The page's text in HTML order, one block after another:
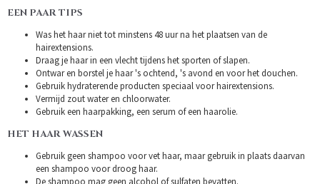
EEN PAAR TIPS
Was het haar niet tot minstens 48 uur na het plaatsen van de
hairextensions.
Draag je haar in een vlecht tijdens het sporten of slapen.
Ontwar en borstel je haar 's ochtend, 's avond en voor het douchen.
Gebruik hydraterende producten speciaal voor hairextensions.
Vermijd zout water en chloorwater.
Gebruik een haarpakking, een serum of een haarolie.
HET HAAR WASSEN
Gebruik geen shampoo voor vet haar, maar gebruik in plaats daarvan
een shampoo voor droog haar.